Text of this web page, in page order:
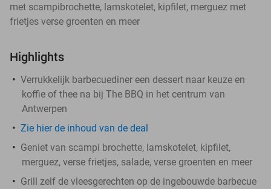
met scampibrochette, lamskotelet, kipfilet, merguez met
frietjes verse groenten en meer
Highlights
Verrukkelijk barbecuediner een dessert naar keuze en
koffie of thee na bij The BBQ in het centrum van
Antwerpen
Zie hier de inhoud van de deal
Geniet van scampi brochette, lamskotelet, kipfilet,
merguez, verse frietjes, salade, verse groenten en meer
Grill zelf de vleesgerechten op de ingebouwde barbecue